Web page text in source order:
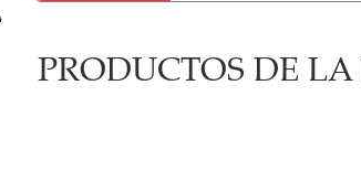
PRODUCTOS DE